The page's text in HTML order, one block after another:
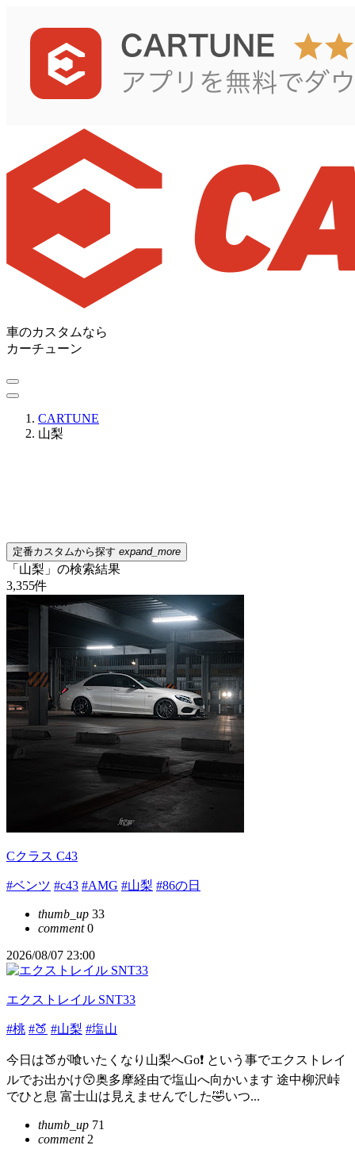
車のカスタムなら
カーチューン
CARTUNE
山梨
定番カスタムから探す expand_more
「山梨」の検索結果
3,355件
Cクラス C43
#ベンツ #c43 #AMG #山梨 #86の日
thumb_up 33
comment0
2026/08/07 23:00
エクストレイル SNT33
#桃 #🍑 #山梨 #塩山
今日は🍑が喰いたくなり山梨へGo❗️ という事でエクストレイ
ルでお出かけ😙奥多摩経由で塩山へ向かいます 途中柳沢峠
でひと息 富士山は見えませんでした🤣いつ...
thumb_up 71
comment2